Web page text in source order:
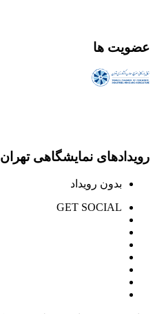
عضویت ها
رویدادهای نمایشگاهی تهران
بدون رویداد
GET SOCIAL